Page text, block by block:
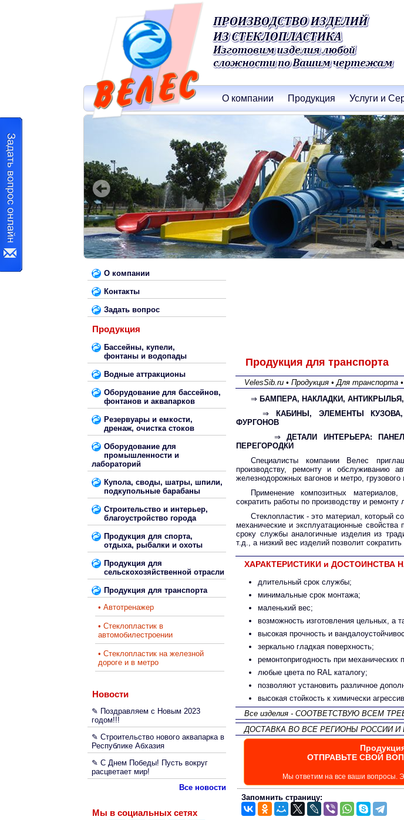
О компании Продукция Услуги и
О компании
Контакты
Задать вопрос
Продукция
Бассейны, купели,
фонтаны и водопады
Водные аттракционы
Оборудование для бассейнов,
фонтанов и аквапарков
Резервуары и емкости,
дренаж, очистка стоков
Оборудование для
промышленности и
лабораторий
Купола, своды, шатры, шпили,
подкупольные барабаны
Строительство и интерьер,
благоустройство города
Продукция для спорта,
отдыха, рыбалки и охоты
Продукция для
сельскохозяйственной отрасли
Продукция для транспорта
• Автотренажер
• Стеклопластик в
автомобилестроении
• Стеклопластик на железной
дороге и в метро
Новости
✎ Поздравляем с Новым 2023
годом!!!
✎ Строительство нового аквапарка в
Республике Абхазия
✎ С Днем Победы! Пусть вокруг
расцветает мир!
Все новости
Мы в социальных сетях
Продукция для транспорта
VelesSib.ru • Продукция • Для транспорта
⇒ БАМПЕРА, НАКЛАДКИ,
⇒
КАБИНЫ, ЭЛЕМЕНТЫ
ФУРГОНОВ
⇒ДЕТАЛИ ИНТЕРЬЕРА:
ПЕРЕГОРОДКИ
Специалисты компании Велес
производству, ремонту и обслуживанию
железнодорожных вагонов и метро, грузового
Применение композитных материалов,
сократить работы по производству и ремонту
Стеклопластик - это материал, который
механические и эксплуатационные
сроку службы аналогичные изделия из
т.д., а низкий вес изделий позволит
ХАРАКТЕРИСТИКИ и ДОСТОИНСТВА
длительный срок службы;
минимальные срок монтажа;
маленький вес;
возможность изготовления цельных, а
высокая прочность и
зеркально гладкая поверхность;
ремонтопригодность при механических
любые цвета по RAL каталогу;
позволяют установить различное
высокая стойкость к химически
Все изделия - СООТВЕТСТВУЮ ВСЕМ
ДОСТАВКА ВО ВСЕ РЕГИОНЫ РОССИИ И
ОТПРАВЬТЕ СВОЙ
Мы ответим на все ваши вопросы.
Запомнить страницу: